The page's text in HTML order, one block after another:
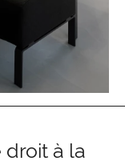
droit à la